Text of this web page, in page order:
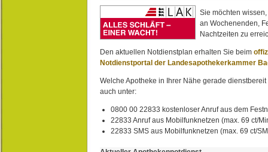
Sie möchten
an Wochenenden,
Nachtzeiten zu
Den aktuellen Notdienstplan erhalten Sie beim
Notdienstportal der Landesapothekerkammer
Welche Apotheke in Ihrer Nähe gerade
auch unter:
0800 00 22833 kostenloser Anruf aus dem
22833 Anruf aus Mobilfunknetzen (max. 69 ct/
22833 SMS aus Mobilfunknetzen (max. 69 ct/